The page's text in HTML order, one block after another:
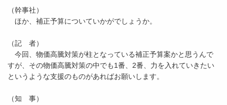
（幹事社）
ほか、補正予算についていかがでしょうか。
（記 者）
今回、物価高騰対策が柱となっている補正予算案かと思うんで
すが、その物価高騰対策の中でも1番、2番、力を入れていきたい
というような支援のものがあればお願いします。
（知 事）